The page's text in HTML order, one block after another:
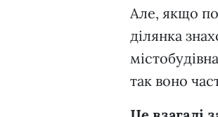
Але, якщо
ділянка
так воно